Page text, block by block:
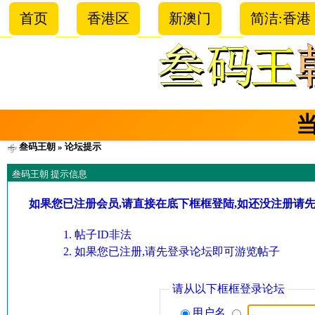
首页 香港区 新澳门 简洁:香港
叁码王朝 » 论坛提示
叁码王朝 提示信息
如果您已注册会员,请直接在底下框框登陆,如还没注册请
帖子ID非法
如果您已注册,请先登录论坛即可游览帖子
请从以下框框登录论坛
用户名